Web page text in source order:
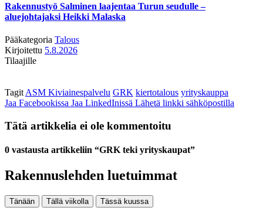
Rakennustyö Salminen laajentaa Turun seudulle –
aluejohtajaksi Heikki Malaska
Pääkategoria Talous
Kirjoitettu 5.8.2026
Tilaajille
Tagit ASM Kiviainespalvelu GRK kiertotalous yrityskauppa
Jaa Facebookissa Jaa LinkedInissä Lähetä linkki sähköpostilla
Tätä artikkelia ei ole kommentoitu
0 vastausta artikkeliin “GRK teki yrityskaupat”
Rakennuslehden luetuimmat
Tänään Tällä viikolla Tässä kuussa